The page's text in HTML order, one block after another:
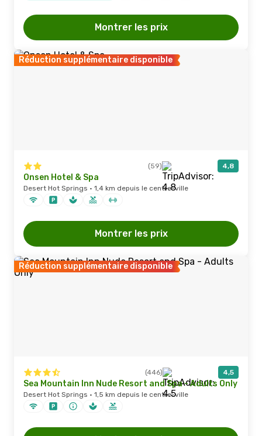
Montrer les prix
Réduction supplémentaire disponible
(59) 4,8
Onsen Hotel & Spa
Desert Hot Springs · 1,4 km depuis le centre-ville
Montrer les prix
Réduction supplémentaire disponible
(446) 4,5
Sea Mountain Inn Nude Resort and Spa - Adults Only
Desert Hot Springs · 1,5 km depuis le centre-ville